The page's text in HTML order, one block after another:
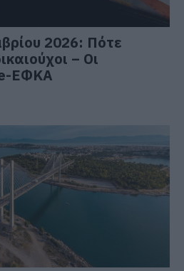
2026: Πότε
– Οι
e-ΕΦΚΑ